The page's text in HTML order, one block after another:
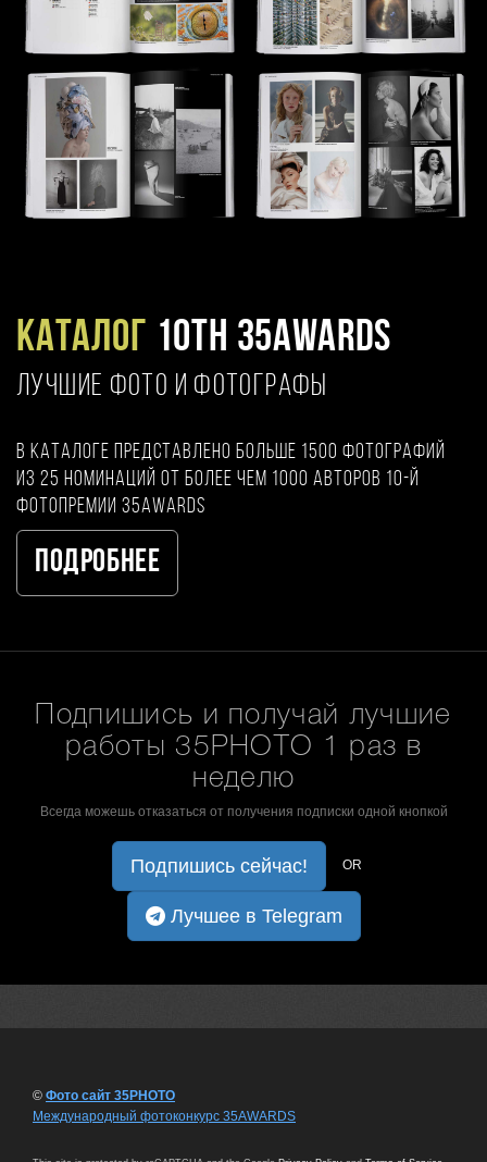
Каталог 10TH 35AWARDS
ЛУЧШИЕ ФОТО И ФОТОГРАФЫ
В каталоге представлено больше 1500 фотографий
из 25 номинаций от более чем 1000 авторов 10-й
фотопремии 35AWARDS
Подробнее
Подпишись и получай лучшие
работы 35PHOTO 1 раз в
неделю
Всегда можешь отказаться от получения подписки одной кнопкой
Подпишись сейчас! OR
Лучшее в Telegram
© Фото сайт 35PHOTO
Международный фотоконкурс 35AWARDS